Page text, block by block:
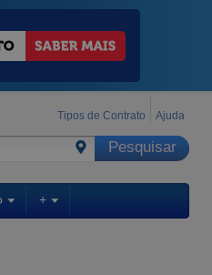
Tipos de Contrato Ajuda
+